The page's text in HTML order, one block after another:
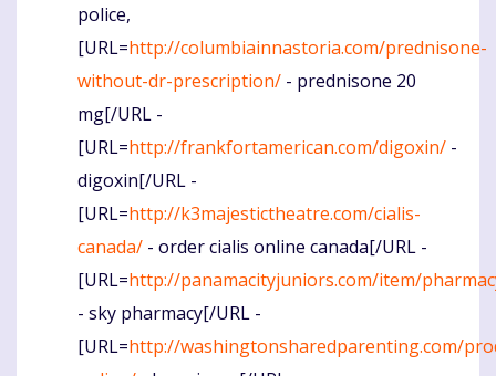
police,
[URL=http://columbiainnastoria.com/prednisone-
without-dr-prescription/ - prednisone 20
mg[/URL -
[URL=http://frankfortamerican.com/digoxin/ -
digoxin[/URL -
[URL=http://k3majestictheatre.com/cialis-
canada/ - order cialis online canada[/URL -
[URL=http://panamacityjuniors.com/item/
- sky pharmacy[/URL -
[URL=http://washingtonsharedparenting.com/